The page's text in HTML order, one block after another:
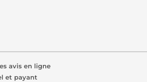
avis en ligne
et payant